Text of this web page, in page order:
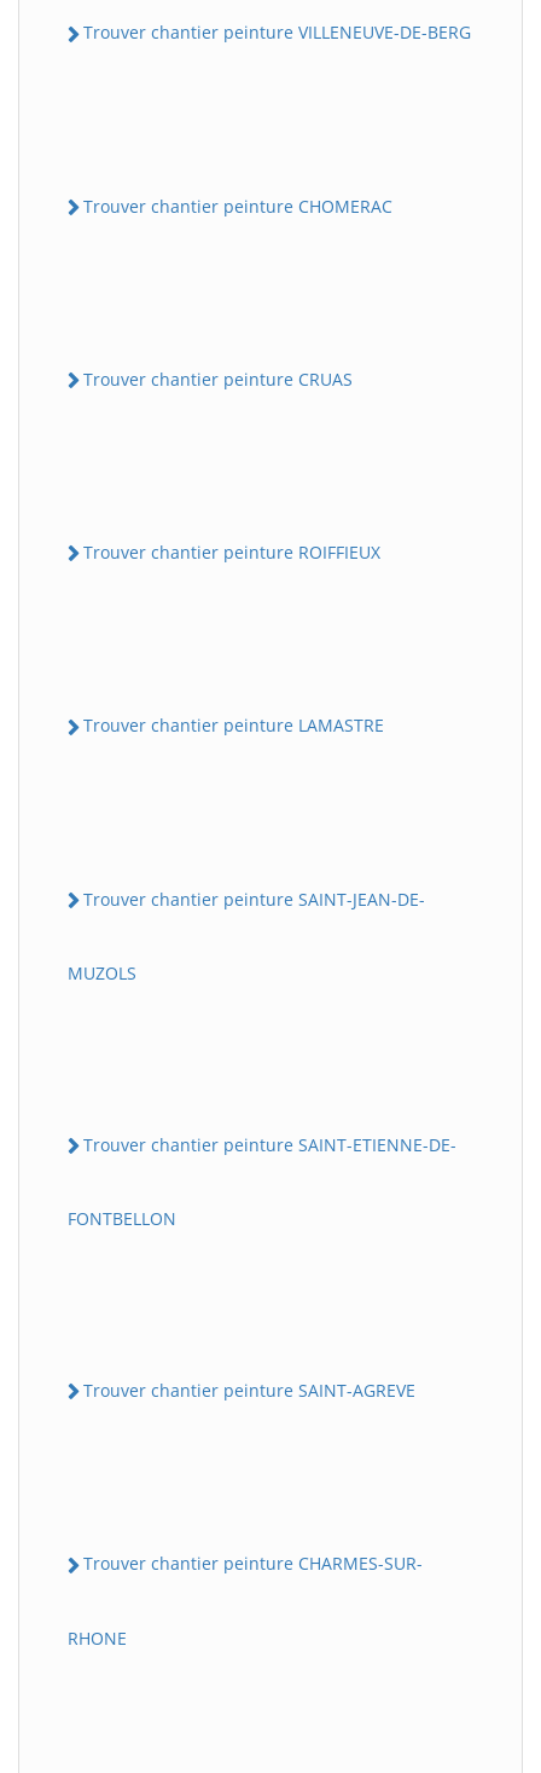
Trouver chantier peinture VILLENEUVE-DE-BERG
Trouver chantier peinture CHOMERAC
Trouver chantier peinture CRUAS
Trouver chantier peinture ROIFFIEUX
Trouver chantier peinture LAMASTRE
Trouver chantier peinture SAINT-JEAN-DE-
MUZOLS
Trouver chantier peinture SAINT-ETIENNE-DE-
FONTBELLON
Trouver chantier peinture SAINT-AGREVE
Trouver chantier peinture CHARMES-SUR-
RHONE